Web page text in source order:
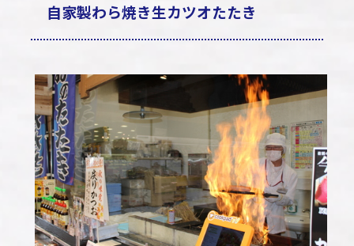
自家製わら焼き生カツオたたき